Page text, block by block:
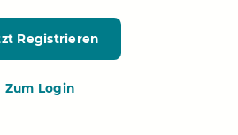
Registrieren
Zum Login